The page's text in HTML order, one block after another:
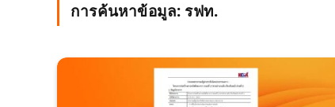
การค้นหาข้อมูล: รฟท.